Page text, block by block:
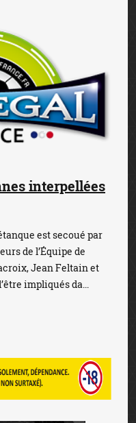
interpellées
est secoué par
de l’Équipe de
Jean Feltain et
impliqués da...